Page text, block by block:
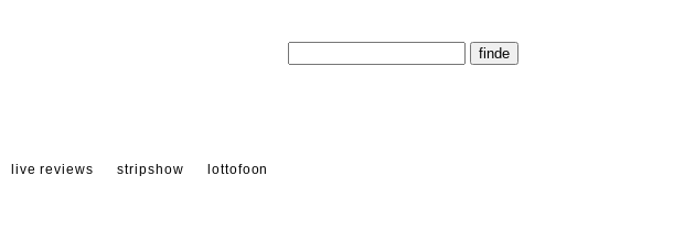
live reviews stripshow lottofoon